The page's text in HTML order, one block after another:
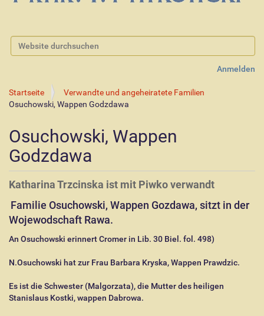
Website durchsuchen
Anmelden
Startseite
Verwandte und angeheiratete Familien
Osuchowski, Wappen Godzdawa
Osuchowski, Wappen
Godzdawa
Katharina Trzcinska ist mit Piwko verwandt
Familie Osuchowski, Wappen Gozdawa, sitzt in der
Wojewodschaft Rawa.
An Osuchowski erinnert Cromer in Lib. 30 Biel. fol. 498)
N.Osuchowski hat zur Frau Barbara Kryska, Wappen Prawdzic.
Es ist die Schwester (Malgorzata), die Mutter des heiligen
Stanislaus Kostki, wappen Dabrowa.